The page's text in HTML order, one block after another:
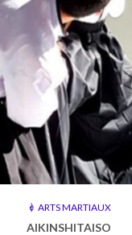
ARTS MARTIAUX
AIKINSHITAISO